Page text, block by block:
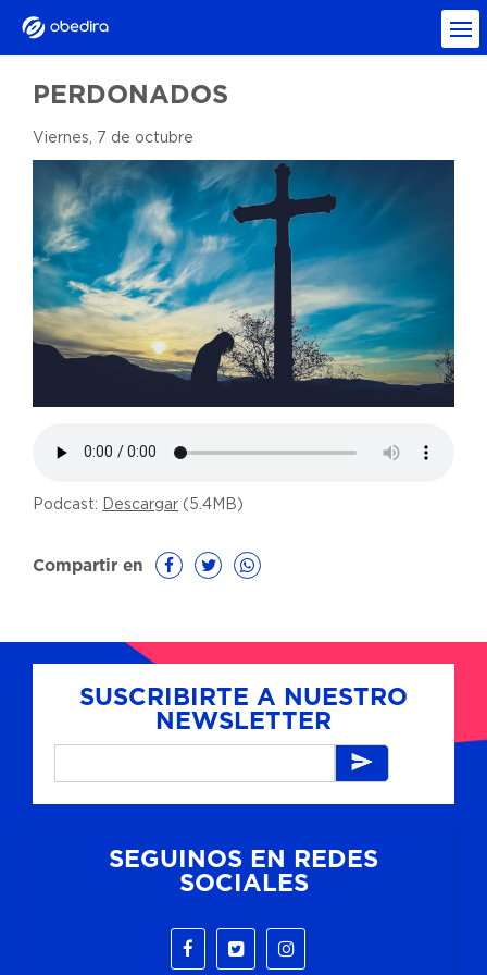
PERDONADOS
Viernes, 7 de octubre
Podcast: Descargar (5.4MB)
Compartir en
SUSCRIBIRTE A NUESTRO
NEWSLETTER
SEGUINOS EN REDES
SOCIALES